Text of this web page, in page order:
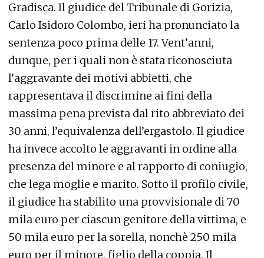
Gradisca. Il giudice del Tribunale di Gorizia,
Carlo Isidoro Colombo, ieri ha pronunciato la
sentenza poco prima delle 17. Vent’anni,
dunque, per i quali non è stata riconosciuta
l’aggravante dei motivi abbietti, che
rappresentava il discrimine ai fini della
massima pena prevista dal rito abbreviato dei
30 anni, l’equivalenza dell’ergastolo. Il giudice
ha invece accolto le aggravanti in ordine alla
presenza del minore e al rapporto di coniugio,
che lega moglie e marito. Sotto il profilo civile,
il giudice ha stabilito una provvisionale di 70
mila euro per ciascun genitore della vittima, e
50 mila euro per la sorella, nonchè 250 mila
euro per il minore, figlio della coppia. Il